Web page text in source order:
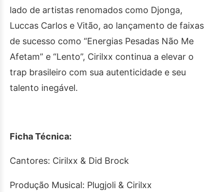
lado de artistas renomados como Djonga,
Luccas Carlos e Vitão, ao lançamento de faixas
de sucesso como “Energias Pesadas Não Me
Afetam” e “Lento”, Cirilxx continua a elevar o
trap brasileiro com sua autenticidade e seu
talento inegável.
Ficha Técnica:
Cantores: Cirilxx & Did Brock
Produção Musical: Plugjoli & Cirilxx